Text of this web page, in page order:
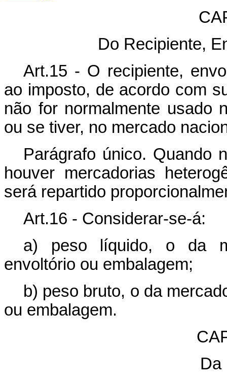
Do Recipiente,
Art.15 - O recipiente,
ao imposto, de acordo com
não for normalmente usado
ou se tiver, no mercado
Parágrafo único. Quando
houver mercadorias
será repartido
Art.16 - Considerar-se-á:
a) peso líquido, o da
envoltório ou embalagem;
b) peso bruto, o da
ou embalagem.
Da